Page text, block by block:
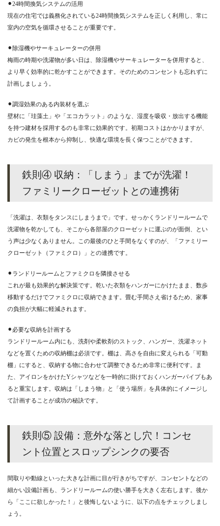
⚫︎24時間換気システムの活用
現在の住宅では義務化されている24時間換気システムを正しく利用し、常に
室内の空気を循環させることが重要です。
⚫︎除湿機やサーキュレーターの併用
梅雨の時期や洗濯物が多い日は、除湿機やサーキュレーターを併用すると、
より早く効率的に乾かすことができます。そのためのコンセントも忘れずに
計画しましょう。
⚫︎調湿効果のある内装材を選ぶ
壁材に「珪藻土」や「エコカラット」のような、湿度を吸収・放出する機能
を持つ建材を採用するのも非常に効果的です。初期コストはかかりますが、
カビの発生を根本から抑制し、快適な環境を長く保つことができます。
鉄則④ 収納：「しまう」までが洗濯！
ファミリークローゼットとの連携術
「洗濯は、衣類をタンスにしまうまで」です。せっかくランドリールームで
洗濯物を乾かしても、そこから各部屋のクローゼットに運ぶのが面倒、とい
う声は少なくありません。この最後のひと手間をなくすのが、「ファミリー
クローゼット（ファミクロ）」との連携です。
⚫︎ランドリールームとファミクロを隣接させる
これが最も効果的な解決策です。乾いた衣類をハンガーにかけたまま、数歩
移動するだけでファミクロに収納できます。畳む手間さえ省けるため、家事
の負担が大幅に軽減されます。
⚫︎必要な収納を計画する
ランドリールーム内にも、洗剤や柔軟剤のストック、ハンガー、洗濯ネット
などを置くための収納棚は必須です。棚は、高さを自由に変えられる「可動
棚」にすると、収納する物に合わせて調整できるため非常に便利です。ま
た、アイロンをかけたYシャツなどを一時的に掛けておくハンガーパイプもあ
ると重宝します。収納は「しまう物」と「使う場所」を具体的にイメージし
て計画することが成功の秘訣です。
鉄則⑤ 設備：意外な落とし穴！コンセ
ント位置とスロップシンクの要否
間取りや動線といった大きな計画に目が行きがちですが、コンセントなどの
細かい設備計画も、ランドリールームの使い勝手を大きく左右します。後か
ら「ここに欲しかった！」と後悔しないように、以下の点をチェックしまし
ょう。